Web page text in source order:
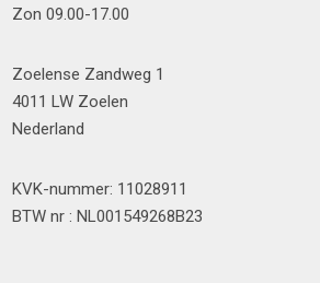
Zon 09.00-17.00
Zoelense Zandweg 1
4011 LW Zoelen
Nederland
KVK-nummer: 11028911
BTW nr : NL001549268B23